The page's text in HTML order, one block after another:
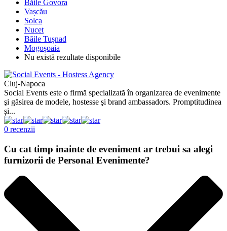
Băile Govora
Vașcău
Solca
Nucet
Băile Tușnad
Mogoșoaia
Nu există rezultate disponibile
Cluj-Napoca
Social Events este o firmă specializată în organizarea de evenimente
şi găsirea de modele, hostesse şi brand ambassadors. Promptitudinea
și...
0 recenzii
Cu cat timp inainte de eveniment ar trebui sa alegi
furnizorii de Personal Evenimente?